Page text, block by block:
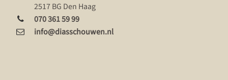
2517 BG Den Haag
070 361 59 99
info@diasschouwen.nl